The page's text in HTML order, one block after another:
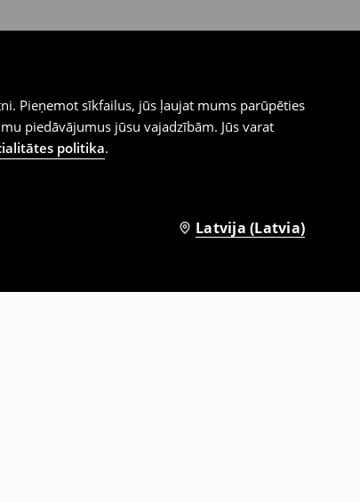
Pieņemot sīkfailus, jūs ļaujat mums parūpēties
piedāvājumus jūsu vajadzībām. Jūs varat
politika.
Latvija (Latvia)